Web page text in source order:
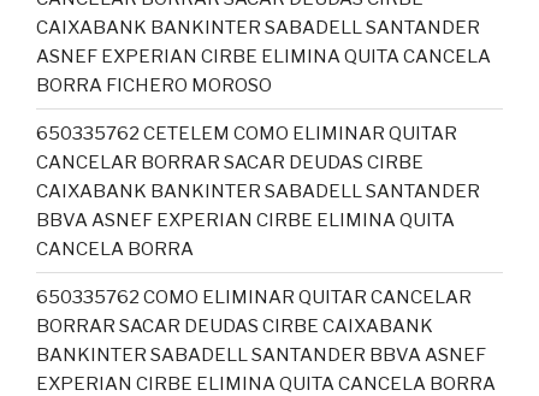
CAIXABANK BANKINTER SABADELL SANTANDER
ASNEF EXPERIAN CIRBE ELIMINA QUITA CANCELA
BORRA FICHERO MOROSO
650335762 CETELEM COMO ELIMINAR QUITAR
CANCELAR BORRAR SACAR DEUDAS CIRBE
CAIXABANK BANKINTER SABADELL SANTANDER
BBVA ASNEF EXPERIAN CIRBE ELIMINA QUITA
CANCELA BORRA
650335762 COMO ELIMINAR QUITAR CANCELAR
BORRAR SACAR DEUDAS CIRBE CAIXABANK
BANKINTER SABADELL SANTANDER BBVA ASNEF
EXPERIAN CIRBE ELIMINA QUITA CANCELA BORRA